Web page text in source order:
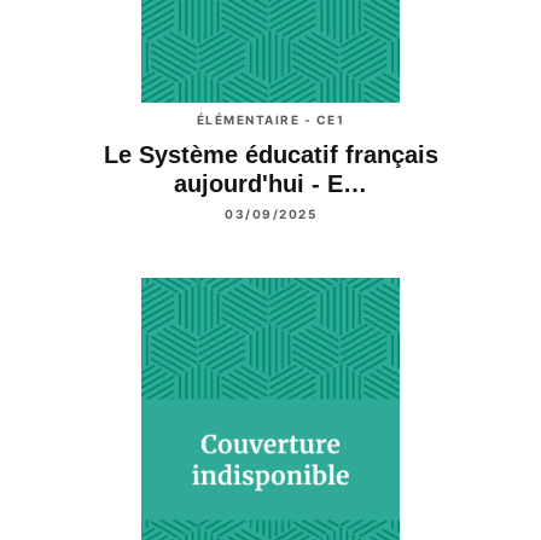
ÉLÉMENTAIRE - CE1
Le Système éducatif français
aujourd'hui - E…
03/09/2025